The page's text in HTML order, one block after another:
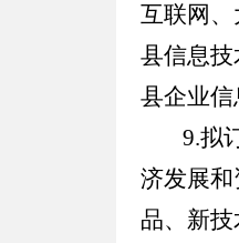
互联网
县信息
县企业
9.拟
济发展
品、新